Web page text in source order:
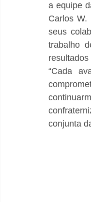
a equipe
Carlos W.
seus
trabalho
“Cada
conjunta